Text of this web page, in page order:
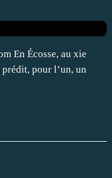
En Écosse, au xie
pour l’un, un